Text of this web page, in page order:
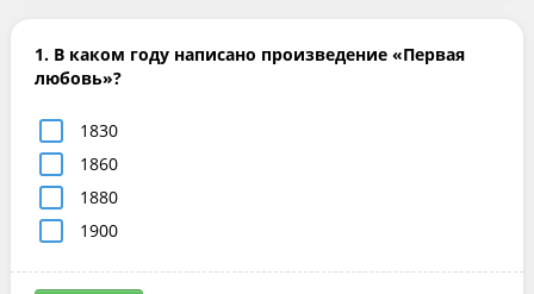
1. В каком году написано произведение «Первая
любовь»?
1830
1860
1880
1900